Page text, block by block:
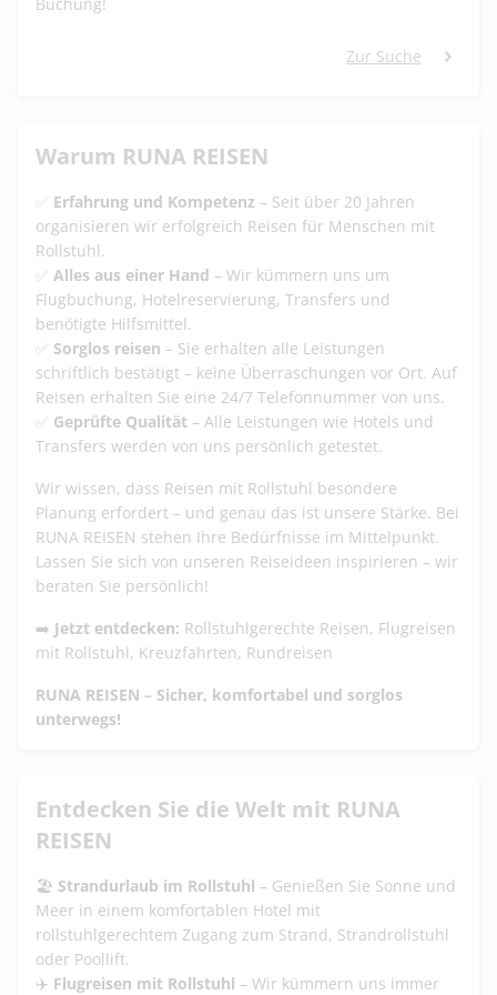
Zur Suche
Warum RUNA REISEN
Erfahrung und Kompetenz – Seit über 20 Jahren
organisieren wir erfolgreich Reisen für Menschen mit
Rollstuhl.
Alles aus einer Hand – Wir kümmern uns um
Flugbuchung, Hotelreservierung, Transfers und
benötigte Hilfsmittel.
Sorglos reisen – Sie erhalten alle Leistungen
schriftlich bestätigt – keine Überraschungen vor Ort. Auf
Reisen erhalten Sie eine 24/7 Telefonnummer von uns.
Geprüfte Qualität – Alle Leistungen wie Hotels und
Transfers werden von uns persönlich getestet.
Wir wissen, dass Reisen mit Rollstuhl besondere
Planung erfordert – und genau das ist unsere Stärke. Bei
RUNA REISEN stehen Ihre Bedürfnisse im Mittelpunkt.
Lassen Sie sich von unseren Reiseideen inspirieren – wir
beraten Sie persönlich!
➡️ Jetzt entdecken: Rollstuhlgerechte Reisen, Flugreisen
mit Rollstuhl, Kreuzfahrten, Rundreisen
RUNA REISEN – Sicher, komfortabel und sorglos
unterwegs!
Entdecken Sie die Welt mit RUNA
REISEN
🏖️ Strandurlaub im Rollstuhl – Genießen Sie Sonne und
Meer in einem komfortablen Hotel mit
rollstuhlgerechtem Zugang zum Strand, Strandrollstuhl
oder Poollift.
✈️ Flugreisen mit Rollstuhl – Wir kümmern uns immer